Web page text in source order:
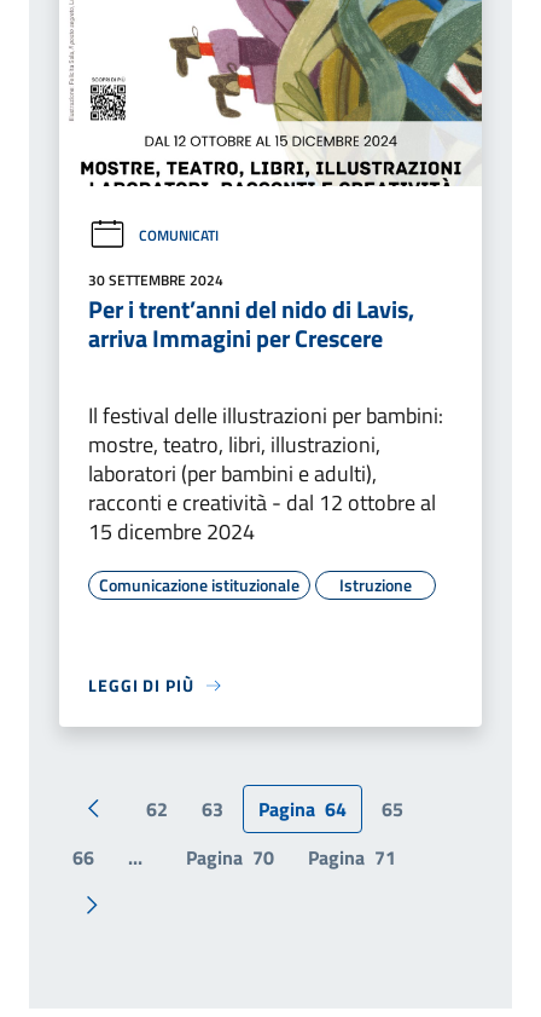
COMUNICATI
30 SETTEMBRE 2024
Per i trent’anni del nido di Lavis,
arriva Immagini per Crescere
Il festival delle illustrazioni per bambini:
mostre, teatro, libri, illustrazioni,
laboratori (per bambini e adulti),
racconti e creatività - dal 12 ottobre al
15 dicembre 2024
Comunicazione istituzionale Istruzione
LEGGI DI PIÙ
Pagina precedente
62 63 Pagina 64
65
66
... Pagina 70 Pagina 71
Pagina successiva